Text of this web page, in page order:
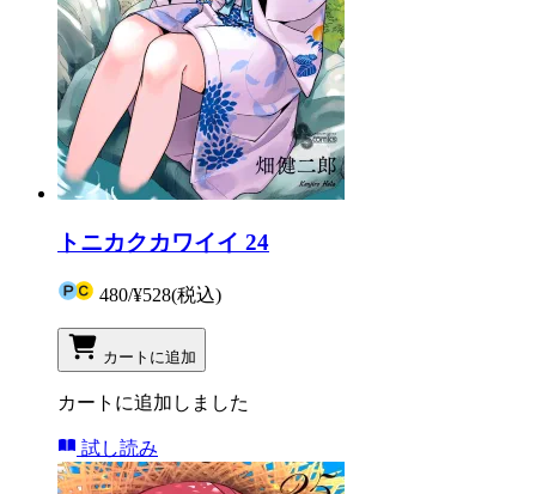
トニカクカワイイ 24
480/¥528(税込)
カートに追加
カートに追加しました
試し読み